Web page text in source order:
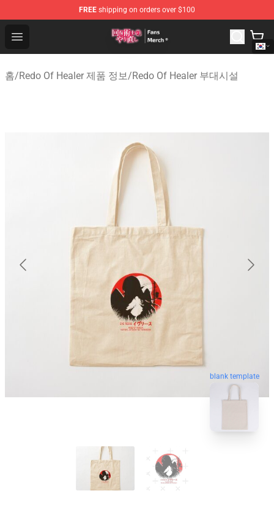
FREE shipping on orders over $100
Open menu
Redo Of Healer Store - Official Redo Of Healer
홈/Redo Of Healer 제품 정보/Redo Of Healer 부대시설
blank template